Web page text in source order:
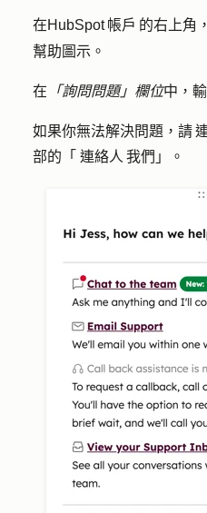
在HubSpot 帳戶 的右上角
幫助圖示 。
在 「詢問問題」欄位中，
如果你無法解決問題，請
部的「 連絡人 我們 」。